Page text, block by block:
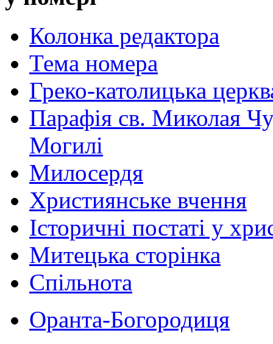
Колонка редактора
Тема номера
Греко-католицька
Парафія св. Миколая
Могилі
Милосердя
Християнське вчення
Історичні постаті у
Митецька сторінка
Спільнота
Оранта-Богородиця